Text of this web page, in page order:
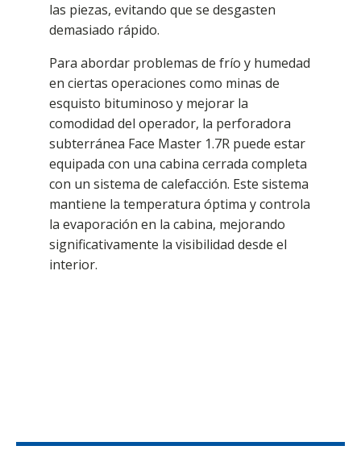
las piezas, evitando que se desgasten
demasiado rápido.
Para abordar problemas de frío y humedad
en ciertas operaciones como minas de
esquisto bituminoso y mejorar la
comodidad del operador, la perforadora
subterránea Face Master 1.7R puede estar
equipada con una cabina cerrada completa
con un sistema de calefacción. Este sistema
mantiene la temperatura óptima y controla
la evaporación en la cabina, mejorando
significativamente la visibilidad desde el
interior.